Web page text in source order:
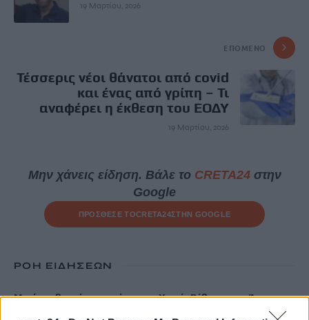
19 Μαρτίου, 2026
ΕΠΌΜΕΝΟ
Τέσσερις νέοι θάνατοι από covid
και ένας από γρίπη – Τι
αναφέρει η έκθεση του ΕΟΔΥ
19 Μαρτίου, 2026
Μην χάνεις είδηση. Βάλε το CRETA24στην
Google
ΠΡΟΣΘΕΣΕ ΤΟCRETA24ΣΤΗΝ GOOGLE
ΡΟΗ ΕΙΔΗΣΕΩΝ
Μετά τις θερμές εντυπώσεις σε Χανιά, Ρέθυμνο και Άγιο